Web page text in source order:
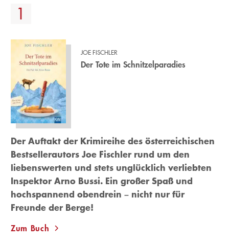
JOE FISCHLER
Der Tote im Schnitzelparadies
Der Auftakt der Krimireihe des österreichischen
Bestsellerautors Joe Fischler rund um den
liebenswerten und stets unglücklich verliebten
Inspektor Arno Bussi. Ein großer Spaß und
hochspannend obendrein – nicht nur für
Freunde der Berge!
Zum Buch